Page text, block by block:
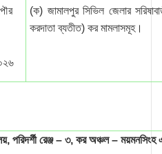
(ক) জামালপুর সিভিল জেলার
করদাতা ব্যতীত) কর মামলাসমূহ।
পরিদর্শী রেঞ্জ – ৩, কর অঞ্চল –